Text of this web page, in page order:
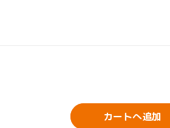
カートへ追加